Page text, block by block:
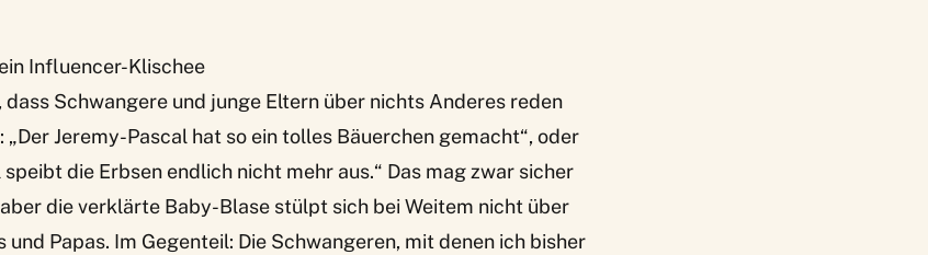
Influencer-Klischee
dass Schwangere und junge Eltern über nichts Anderes reden
„Der Jeremy-Pascal hat so ein tolles Bäuerchen gemacht“, oder
die Erbsen endlich nicht mehr aus.“ Das mag zwar sicher
die verklärte Baby-Blase stülpt sich bei Weitem nicht über
Papas. Im Gegenteil: Die Schwangeren, mit denen ich bisher